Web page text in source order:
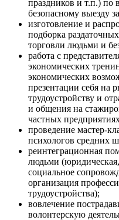
праздников и т.п.) по
безопасному выезду
изготовление и
подборка
торговли людьми и
работа с
экономических
экономических
презентации себя на
трудоустройству и
и общения на
частных
проведение мастер-
психологов средних
реинтеграционная
людьми
социальное
организация
трудоустройства);
вовлечение
волонтерскую